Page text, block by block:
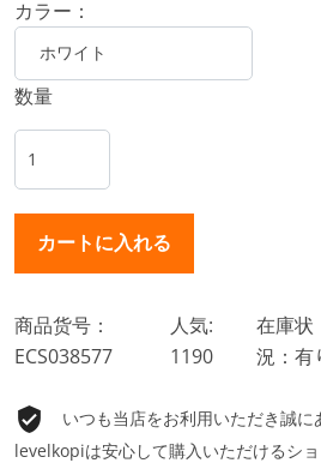
カラー：
数量
商品货号：
ECS038577
人気:
1190
在庫状
況：有
いつも当店をお利用いただき誠に
levelkopiは安心して購入いただけるシ